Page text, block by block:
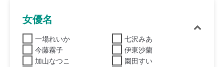
女優名
一場れいか
七沢みあ
今藤霧子
伊東沙蘭
加山なつこ
園田すい